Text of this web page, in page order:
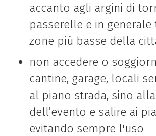
accanto agli argini di
passerelle e in
zone più basse della
non accedere o
cantine, garage, locali
al piano strada, sino
dell’evento e salire ai
evitando sempre l'uso